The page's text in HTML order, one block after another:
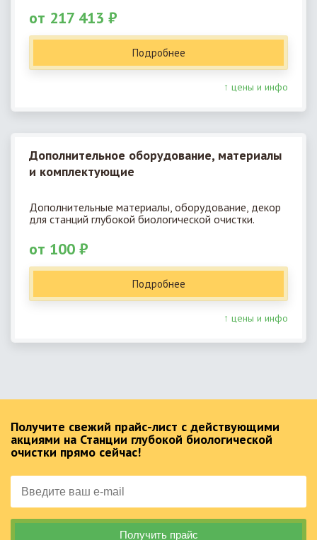
от 217 413 ₽
Подробнее
↑ цены и инфо
Дополнительное оборудование, материалы
и комплектующие
Дополнительные материалы, оборудование, декор
для станций глубокой биологической очистки.
от 100 ₽
Подробнее
↑ цены и инфо
Получите свежий прайс-лист с действующими
акциями на Станции глубокой биологической
очистки прямо сейчас!